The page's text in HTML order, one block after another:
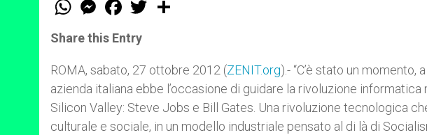
t
s
p
p
e
s
e
g
e
r
a
e
b
o
k
w
r
Share this Entry
ROMA, sabato, 27 ottobre 2012 (ZENIT.org).- “C­’è stato un momento,
azienda italiana ebbe l’­occasione di guidare la rivoluzione
Silicon Valley: Steve Jobs e Bill Gates. Una rivoluzione tecnologica
culturale e sociale, in un modello industriale pensato al di là di